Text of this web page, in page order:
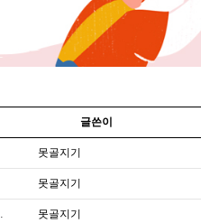
글쓴이
못골지기
못골지기
못골지기